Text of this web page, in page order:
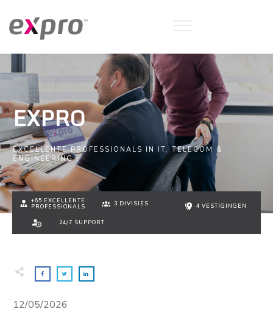
EXPRO
EXCELLENTE PROFESSIONALS IN IT, TELECOM &
ENGINEERING
+65 EXCELLENTE
PROFESSIONALS
3 DIVISIES 4 VESTIGINGEN
24/7 SUPPORT
12/05/2026